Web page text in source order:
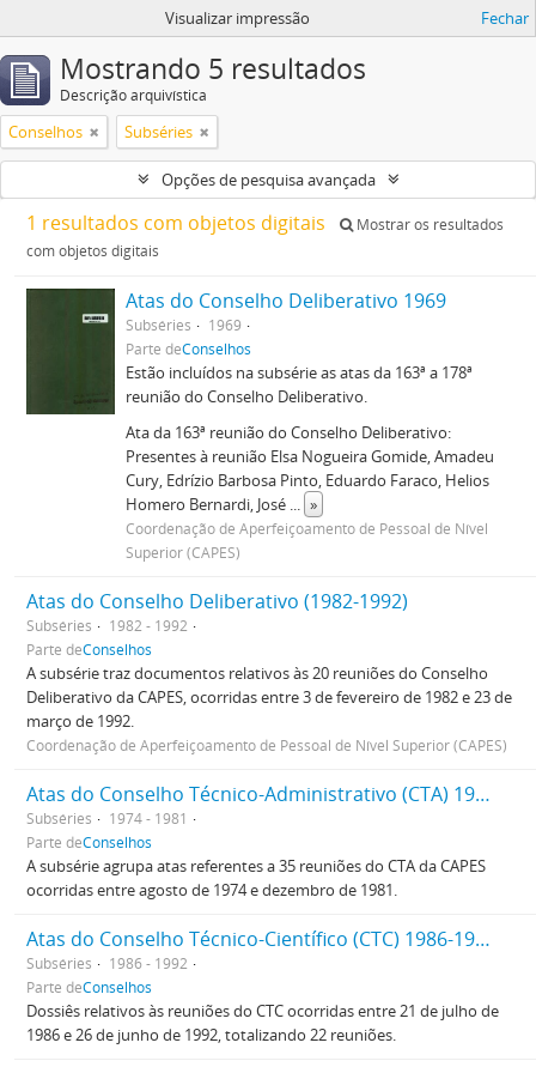
Visualizar impressão Fechar
Mostrando 5 resultados
Descrição arquivística
Conselhos Subséries
Opções de pesquisa avançada
1 resultados com objetos digitais
Mostrar os resultados
com objetos digitais
Atas do Conselho Deliberativo 1969
Subséries
1969
Parte deConselhos
Estão incluídos na subsérie as atas da 163ª a 178ª
reunião do Conselho Deliberativo.
Ata da 163ª reunião do Conselho Deliberativo:
Presentes à reunião Elsa Nogueira Gomide, Amadeu
Cury, Edrízio Barbosa Pinto, Eduardo Faraco, Helios
Homero Bernardi, José ... »
Coordenação de Aperfeiçoamento de Pessoal de Nível
Superior (CAPES)
Atas do Conselho Deliberativo (1982-1992)
Subséries
1982 - 1992
Parte deConselhos
A subsérie traz documentos relativos às 20 reuniões do Conselho
Deliberativo da CAPES, ocorridas entre 3 de fevereiro de 1982 e 23 de
março de 1992.
Coordenação de Aperfeiçoamento de Pessoal de Nível Superior (CAPES)
Atas do Conselho Técnico-Administrativo (CTA) 1974-1981
Subséries
1974 - 1981
Parte deConselhos
A subsérie agrupa atas referentes a 35 reuniões do CTA da CAPES
ocorridas entre agosto de 1974 e dezembro de 1981.
Atas do Conselho Técnico-Científico (CTC) 1986-1992
Subséries
1986 - 1992
Parte deConselhos
Dossiês relativos às reuniões do CTC ocorridas entre 21 de julho de
1986 e 26 de junho de 1992, totalizando 22 reuniões.